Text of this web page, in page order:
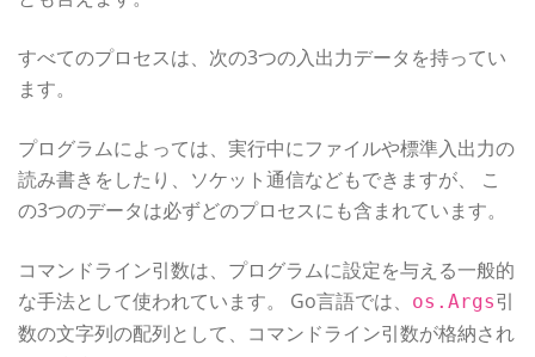
すべてのプロセスは、次の3つの入出力データを持ってい
ます。
プログラムによっては、実行中にファイルや標準入出力の
読み書きをしたり、ソケット通信などもできますが、 こ
の3つのデータは必ずどのプロセスにも含まれています。
コマンドライン引数は、プログラムに設定を与える一般的
な手法として使われています。 Go言語では、
os.Args引
数の文字列の配列として、コマンドライン引数が格納され